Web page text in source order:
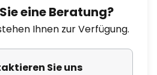
eine Beratung?
Ihnen zur Verfügung.
Sie uns